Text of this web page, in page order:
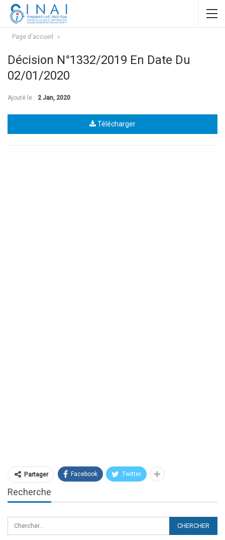
Page d'accueil
Décision N°1332/2019 En Date Du
02/01/2020
Ajouté le : 2 Jan, 2020
Télécharger
Partager Facebook Twitter
Recherche